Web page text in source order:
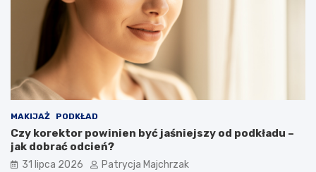
MAKIJAŻ PODKŁAD
Czy korektor powinien być jaśniejszy od podkładu –
jak dobrać odcień?
31 lipca 2026 Patrycja Majchrzak